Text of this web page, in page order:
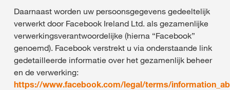
Daarnaast worden uw persoonsgegevens gedeeltelijk
verwerkt door Facebook Ireland Ltd. als gezamenlijke
verwerkingsverantwoordelijke (hierna “Facebook”
genoemd). Facebook verstrekt u via onderstaande link
gedetailleerde informatie over het gezamenlijk beheer
en de verwerking:
https://www.facebook.com/legal/terms/